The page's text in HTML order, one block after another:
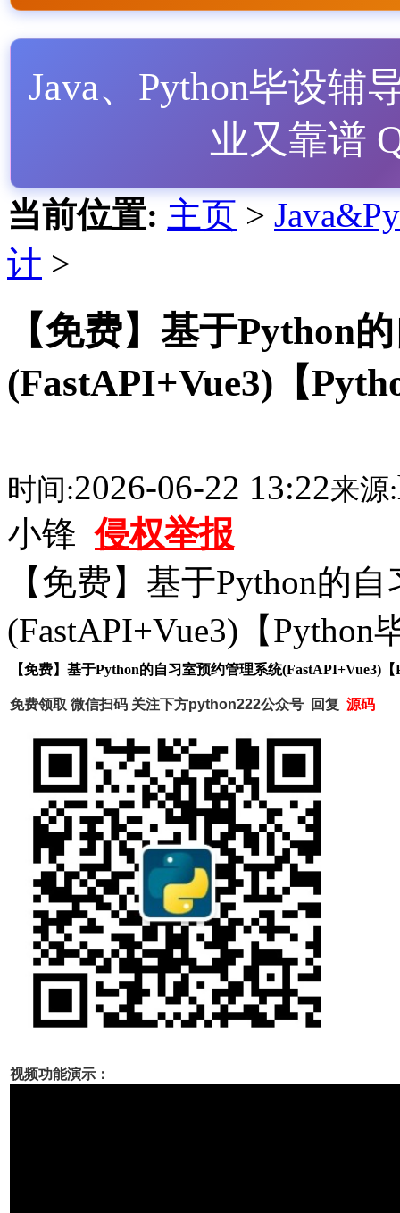
Java、Python毕设辅
业又靠谱
当前位置: 主页 >
计 >
【免费】基于Python
(FastAPI+Vue3)【
时间:2026-06-22 13:22来源:
小锋侵权举报
【免费】基于Python的
(FastAPI+Vue3)【Python
【免费】基于Python的自习室预约管理系统(FastAPI+Vue3)
免费领取 微信扫码 关注下方python222公众号 回复 源码
视频功能演示：